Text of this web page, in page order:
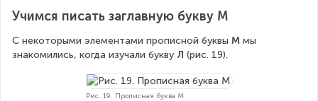
Учимся писать заглавную букву М
С некоторыми элементами прописной буквы М мы
знакомились, когда изучали букву Л (рис. 19).
Рис. 19. Прописная буква М